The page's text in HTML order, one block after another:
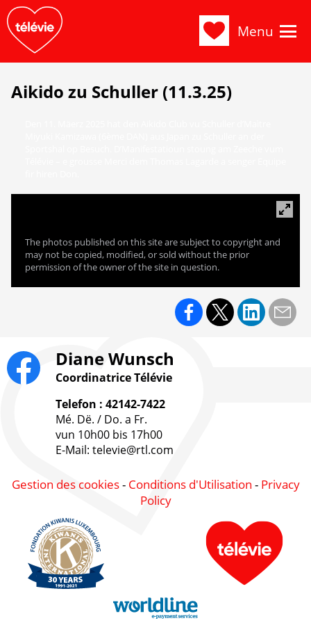
Menu
Aikido zu Schuller (11.3.25)
The photos published on this site are subject to copyright and
may not be copied, modified, or sold without the prior
permission of the owner of the site in question.
Diane Wunsch
Coordinatrice Télévie
Telefon : 42142-7422
Mé. Dë. / Do. a Fr.
vun 10h00 bis 17h00
E-Mail: televie@rtl.com
Gestion des cookies- Conditions d'Utilisation - Privacy
Policy